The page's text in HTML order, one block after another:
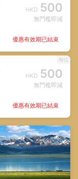
HKD 500
無門檻即減
優惠有效期已結束
HKD 500
無門檻即減
每位
優惠有效期已結束